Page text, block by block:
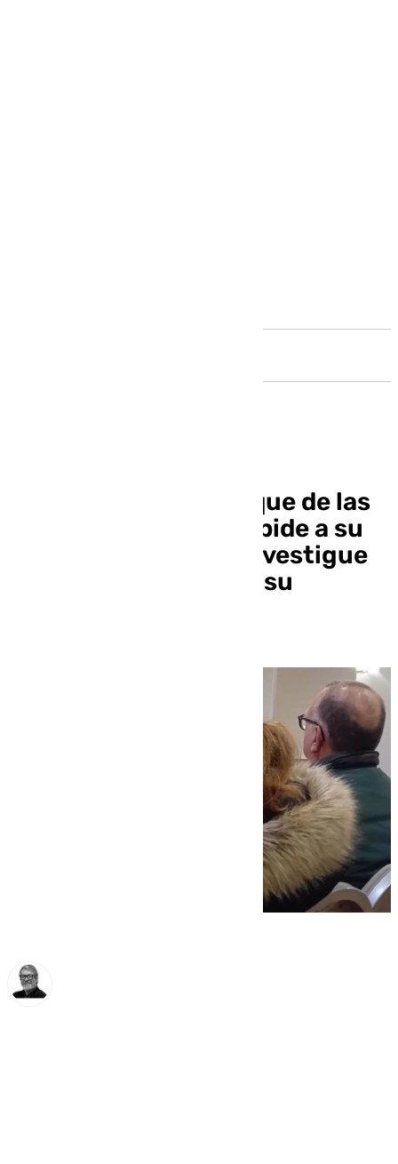
El exdirector del Parque de las
Ciencias de Granada pide a su
consejo rector que investigue
«irregularidades» en su